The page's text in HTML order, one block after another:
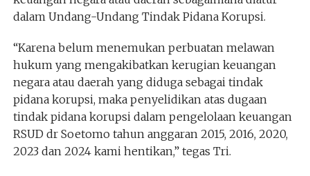
dalam Undang-Undang Tindak Pidana Korupsi.
“Karena belum menemukan perbuatan melawan
hukum yang mengakibatkan kerugian keuangan
negara atau daerah yang diduga sebagai tindak
pidana korupsi, maka penyelidikan atas dugaan
tindak pidana korupsi dalam pengelolaan keuangan
RSUD dr Soetomo tahun anggaran 2015, 2016, 2020,
2023 dan 2024 kami hentikan,” tegas Tri.